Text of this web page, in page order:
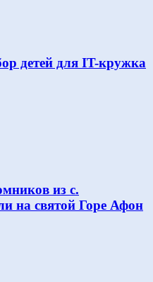
детей для IT-кружка
из с.
на святой Горе Афон